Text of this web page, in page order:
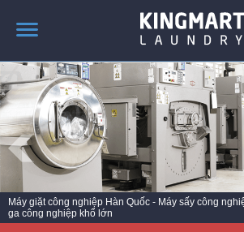
TRANG CHỦ
GIỚI THIỆU
SẢN PHẨM
TIN TỨC GIẶT LÀ
CÔNG TRÌNH TRIỂN KHAI
LIÊN HỆ
Máy giặt công nghiệp Hàn Quốc - Máy sấy công
ga công nghiệp khổ lớn